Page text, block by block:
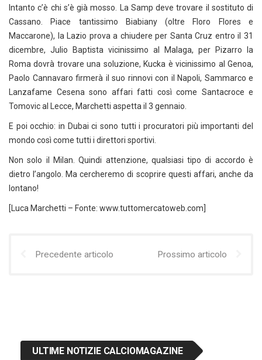
Intanto c’è chi s’è già mosso. La Samp deve trovare il sostituto di
Cassano. Piace tantissimo Biabiany (oltre Floro Flores e
Maccarone), la Lazio prova a chiudere per Santa Cruz entro il 31
dicembre, Julio Baptista vicinissimo al Malaga, per Pizarro la
Roma dovrà trovare una soluzione, Kucka è vicinissimo al Genoa,
Paolo Cannavaro firmerà il suo rinnovi con il Napoli, Sammarco e
Lanzafame Cesena sono affari fatti così come Santacroce e
Tomovic al Lecce, Marchetti aspetta il 3 gennaio.
E poi occhio: in Dubai ci sono tutti i procuratori più importanti del
mondo così come tutti i direttori sportivi.
Non solo il Milan. Quindi attenzione, qualsiasi tipo di accordo è
dietro l’angolo. Ma cercheremo di scoprire questi affari, anche da
lontano!
[Luca Marchetti – Fonte: www.tuttomercatoweb.com]
Precedente articolo Prossimo articolo
ULTIME NOTIZIE CALCIOMAGAZINE